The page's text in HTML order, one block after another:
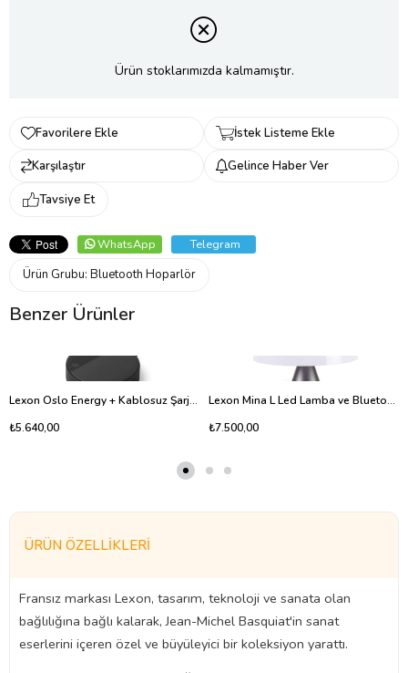
Ürün stoklarımızda kalmamıştır.
Favorilere Ekle
İstek Listeme Ekle
Karşılaştır
Gelince Haber Ver
Tavsiye Et
WhatsApp
Telegram
Ürün Grubu: Bluetooth Hoparlör
Benzer Ürünler
Lexon Oslo Energy + Kablosuz Şarj Cihazı ve Bluetooth Hoparlör Siyah
₺5.640,00
Lexon Mina L Led Lamba ve Bluetooth Hoparlör Metalik Gri
₺7.500,00
ÜRÜN ÖZELLIKLERI
Fransız markası Lexon, tasarım, teknoloji ve sanata olan
bağlılığına bağlı kalarak, Jean-Michel Basquiat'in sanat
eserlerini içeren özel ve büyüleyici bir koleksiyon yarattı.